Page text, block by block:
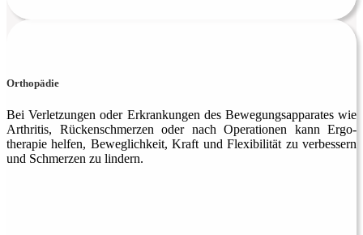
Orthopädie
Bei Verletzungen oder Erkrank­ungen des Bewegungs­appa­rates wie
Arthritis, Rücken­schmerzen oder nach Opera­tionen kann Ergo­
therapie helfen, Beweg­lichkeit, Kraft und Flexibilität zu verbessern
und Schmerzen zu lindern.